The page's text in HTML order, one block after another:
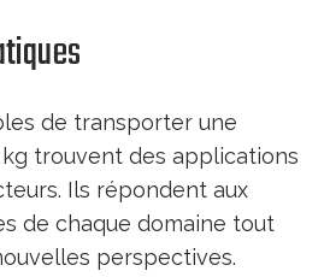
de transporter une
kg trouvent des applications
Ils répondent aux
de chaque domaine tout
perspectives.